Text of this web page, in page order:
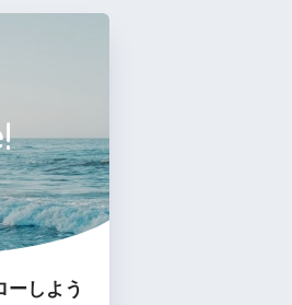
ーしよう